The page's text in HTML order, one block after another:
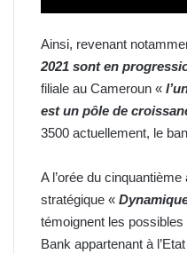
Ainsi, revenant
2021 sont en
filiale au Cameroun «
est un pôle de
3500 actuellement, le
A l’orée du
stratégique «
témoignent les
Bank appartenant à